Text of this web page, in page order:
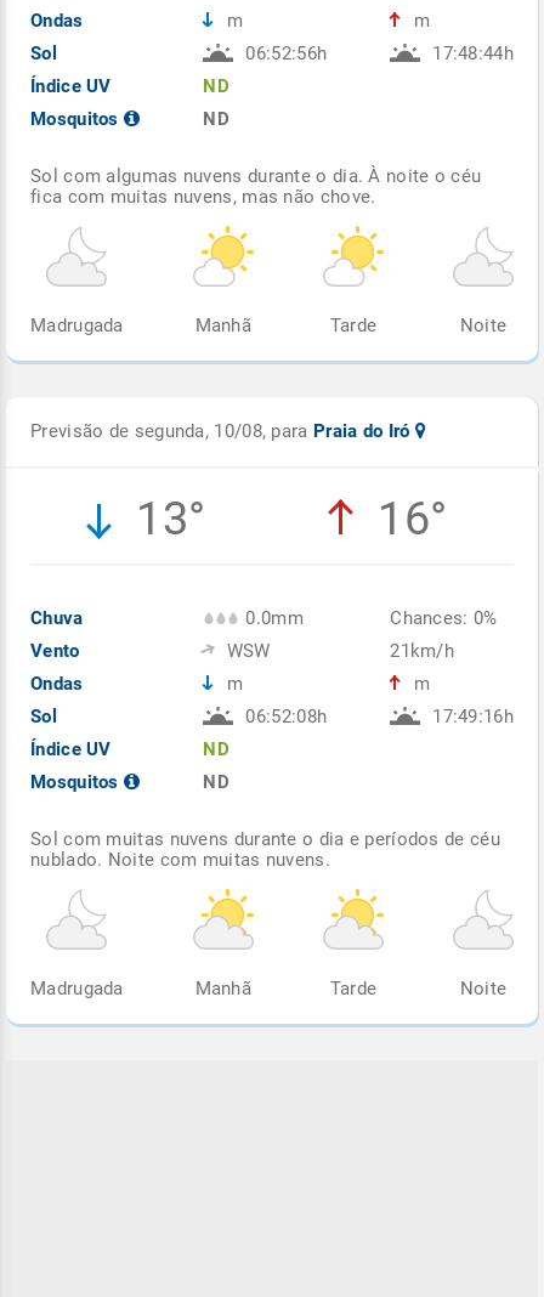
Ondas
Sol
Índice UV
Mosquitos
m
06:52:56h
ND
ND
m
17:48:44h
Sol com algumas nuvens durante o dia. À noite o céu
fica com muitas nuvens, mas não chove.
Madrugada Manhã Tarde Noite
Previsão de segunda, 10/08, para Praia do Iró
13° 16°
Chuva
Vento
Ondas
Sol
Índice UV
Mosquitos
0.0mm
WSW
m
06:52:08h
ND
ND
Chances: 0%
21km/h
m
17:49:16h
Sol com muitas nuvens durante o dia e períodos de céu
nublado. Noite com muitas nuvens.
Madrugada Manhã Tarde Noite